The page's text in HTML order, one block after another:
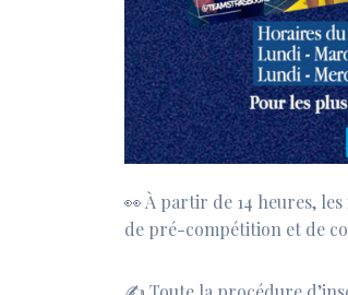
👀 À partir de 14 heures,
de pré-compétition et de